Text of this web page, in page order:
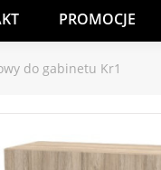
PROMOCJE
do gabinetu Kr1